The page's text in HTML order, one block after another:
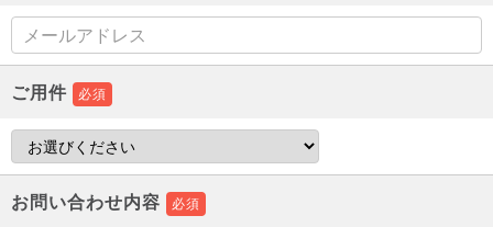
ご用件 必須
お問い合わせ内容 必須